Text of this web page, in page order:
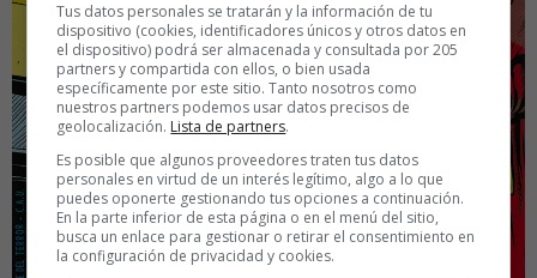
Tus datos personales se tratarán y la información de tu
dispositivo (cookies, identificadores únicos y otros datos en
el dispositivo) podrá ser almacenada y consultada por 205
partners y compartida con ellos, o bien usada
específicamente por este sitio. Tanto nosotros como
nuestros partners podemos usar datos precisos de
geolocalización. Lista de partners.
Es posible que algunos proveedores traten tus datos
personales en virtud de un interés legítimo, algo a lo que
puedes oponerte gestionando tus opciones a continuación.
En la parte inferior de esta página o en el menú del sitio,
busca un enlace para gestionar o retirar el consentimiento en
la configuración de privacidad y cookies.